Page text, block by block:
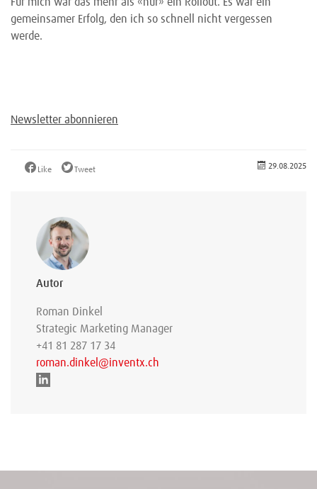
gemeinsamer Erfolg, den ich so schnell nicht vergessen
werde.
Newsletter abonnieren
Like Tweet 29.08.2025
Autor
Roman Dinkel
Strategic Marketing Manager
+41 81 287 17 34
roman.dinkel@inventx.ch